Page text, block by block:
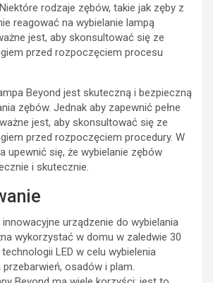
rodzaje zębów, takie jak zęby z
reagować na wybielanie lampą
jest, aby skonsultować się ze
przed rozpoczęciem procesu
Beyond jest skuteczną i bezpieczną
zębów. Jednak aby zapewnić pełne
jest, aby skonsultować się ze
przed rozpoczęciem procedury. W
upewnić się, że wybielanie zębów
i skutecznie.
urządzenie do wybielania
wykorzystać w domu w zaledwie 30
LED w celu wybielenia
osadów i plam.